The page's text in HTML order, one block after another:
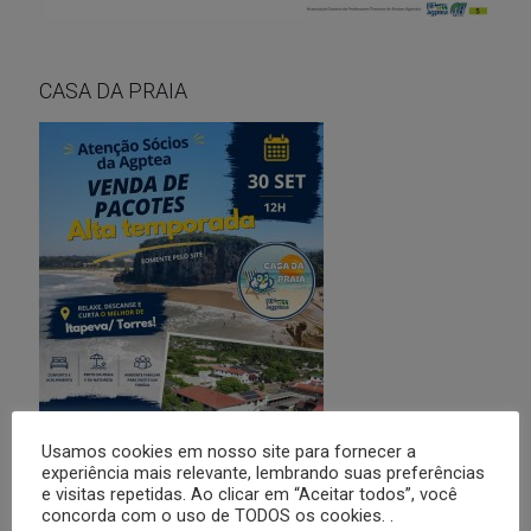
CASA DA PRAIA
Usamos cookies em nosso site para fornecer a
experiência mais relevante, lembrando suas preferências
e visitas repetidas. Ao clicar em “Aceitar todos”, você
concorda com o uso de TODOS os cookies. .